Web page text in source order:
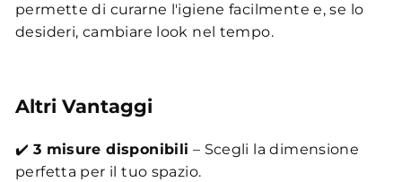
permette di curarne l'igiene facilmente e, se lo
desideri, cambiare look nel tempo.
Altri Vantaggi
✔️ 3 misure disponibili – Scegli la dimensione
perfetta per il tuo spazio.